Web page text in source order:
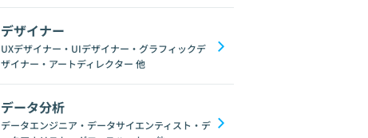
デザイナー
UXデザイナー・UIデザイナー・グラフィックデ
ザイナー・アートディレクター 他
データ分析
データエンジニア・データサイエンティスト・デ